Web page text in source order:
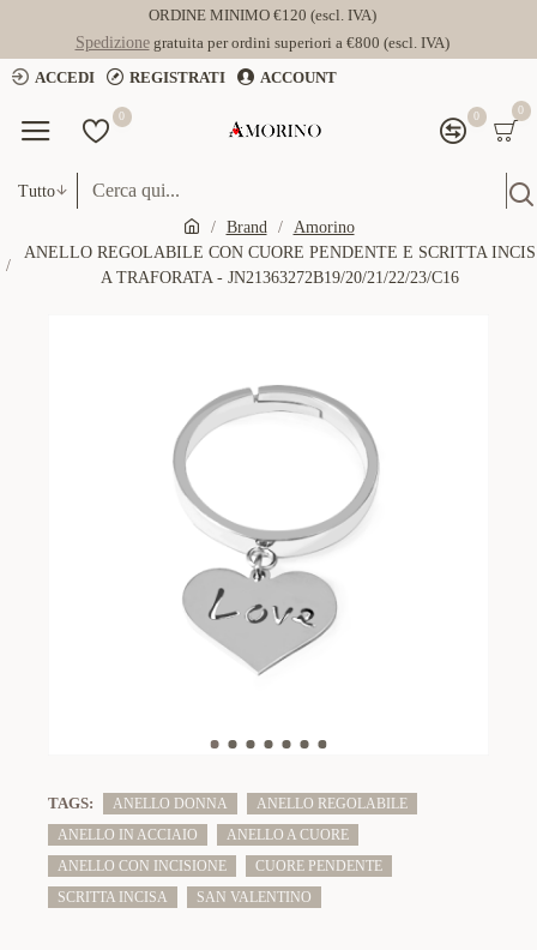
ORDINE MINIMO €120 (escl. IVA)
Spedizionegratuita per ordini superiori a €800 (escl. IVA)
ACCEDI
REGISTRATI ACCOUNT
0 0 0
Tutto
Brand
Amorino
ANELLO REGOLABILE CON CUORE PENDENTE E SCRITTA INCIS
A TRAFORATA - JN21363272B19/20/21/22/23/C16
TAGS: ANELLO DONNA
ANELLO REGOLABILE
ANELLO IN ACCIAIO
ANELLO A CUORE
ANELLO CON INCISIONE
CUORE PENDENTE
SCRITTA INCISA
SAN VALENTINO